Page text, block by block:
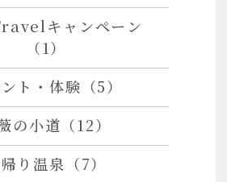
キャンペーン
（1）
ト・体験（5）
の小道（12）
り温泉（7）